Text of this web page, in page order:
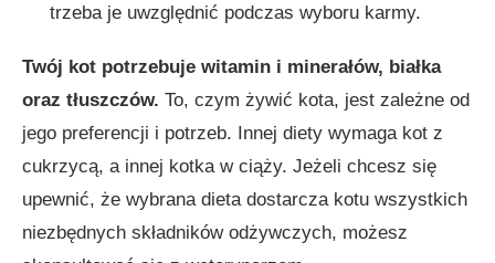
trzeba je uwzględnić podczas wyboru karmy.
Twój kot potrzebuje witamin i minerałów, białka
oraz tłuszczów. To, czym żywić kota, jest zależne od
jego preferencji i potrzeb. Innej diety wymaga kot z
cukrzycą, a innej kotka w ciąży. Jeżeli chcesz się
upewnić, że wybrana dieta dostarcza kotu wszystkich
niezbędnych składników odżywczych, możesz